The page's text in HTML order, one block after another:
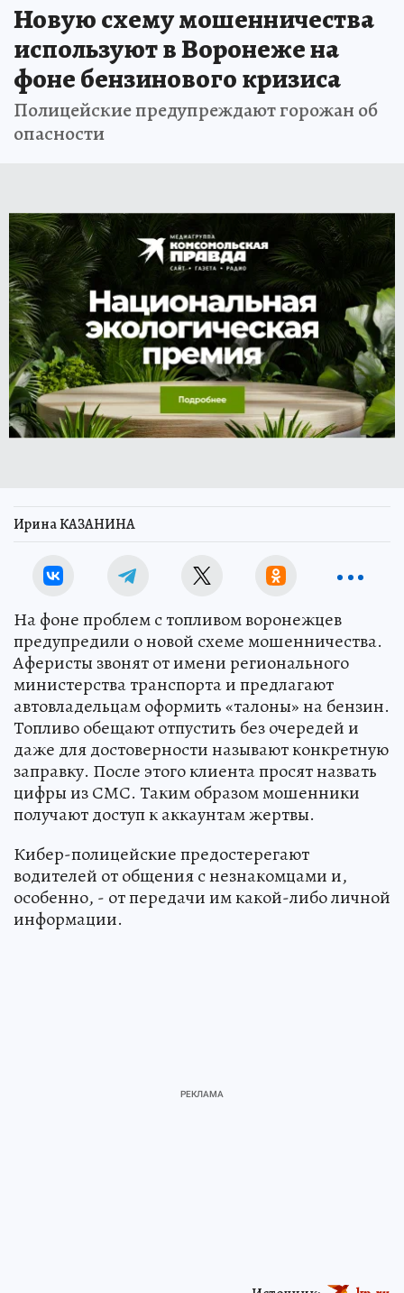
Новую схему мошенничества
используют в Воронеже на
фоне бензинового кризиса
Полицейские предупреждают горожан об
опасности
Ирина КАЗАНИНА
На фоне проблем с топливом воронежцев
предупредили о новой схеме мошенничества.
Аферисты звонят от имени регионального
министерства транспорта и предлагают
автовладельцам оформить «талоны» на бензин.
Топливо обещают отпустить без очередей и
даже для достоверности называют конкретную
заправку. После этого клиента просят назвать
цифры из СМС. Таким образом мошенники
получают доступ к аккаунтам жертвы.
Кибер-полицейские предостерегают
водителей от общения с незнакомцами и,
особенно, - от передачи им какой-либо личной
информации.